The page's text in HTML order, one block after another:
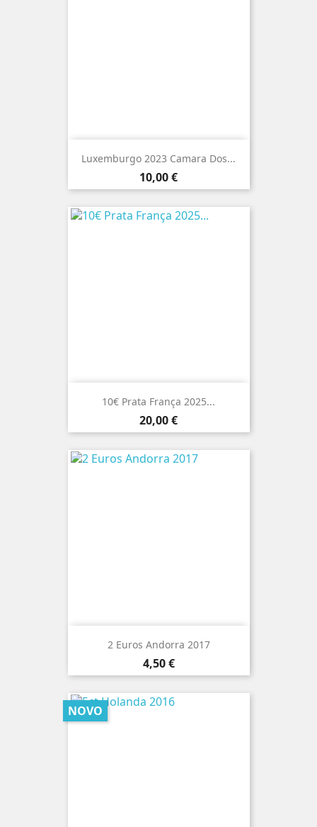
Luxemburgo 2023 Camara Dos...
Preço
10,00 €
10€ Prata França 2025...
Preço
20,00 €
2 Euros Andorra 2017
Preço
4,50 €
NOVO